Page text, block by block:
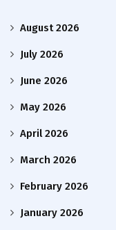
August 2026
July 2026
June 2026
May 2026
April 2026
March 2026
February 2026
January 2026